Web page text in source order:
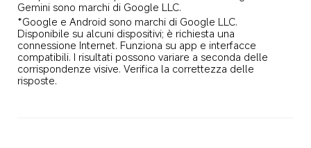
Gemini sono marchi di Google LLC.
*Google e Android sono marchi di Google LLC.
Disponibile su alcuni dispositivi; è richiesta una
connessione Internet. Funziona su app e interfacce
compatibili. I risultati possono variare a seconda delle
corrispondenze visive. Verifica la correttezza delle
risposte.